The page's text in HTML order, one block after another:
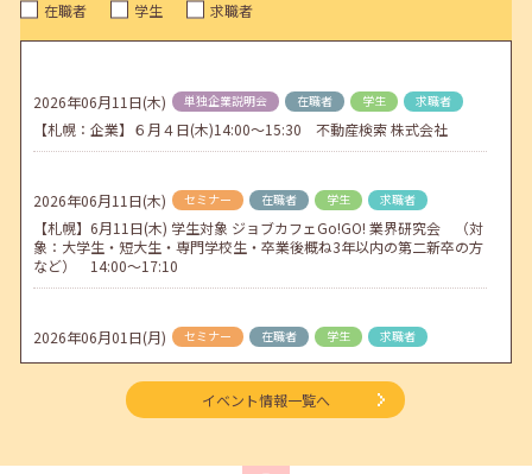
についてのお知らせ
2026年04月02日(木) jobcafeからのお知らせ
在職者 学生 求職者
2026年06月11日(木) 単独企業説明会 在職者 学生 求職者
【札幌：企業】６月４日(木)14:00～15:30 不動産検索 株式会社
2026年06月11日(木) セミナー 在職者 学生 求職者
【札幌】6月11日(木) 学生対象 ジョブカフェGo!GO! 業界研究会 （対
象：大学生・短大生・専門学校生・卒業後概ね3年以内の第二新卒の方
など） 14:00～17:10
2026年06月01日(月) セミナー 在職者 学生 求職者
【函館・対面】6月3日（水）就勝塾 就活ストレス解消法 13:30～14:30
【帯広・対面】6月5日（金）就勝塾 求人票の見方 11:00～11:40
イベント情報一覧へ